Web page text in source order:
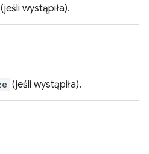
(jeśli wystąpiła).
(jeśli wystąpiła).